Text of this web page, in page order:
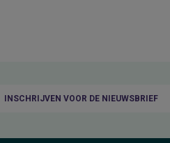
INSCHRIJVEN VOOR DE NIEUWSBRIEF